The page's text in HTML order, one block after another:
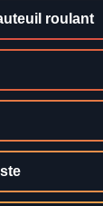
roulant